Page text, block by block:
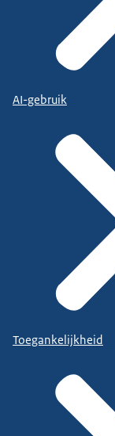
AI-gebruik
Toegankelijkheid